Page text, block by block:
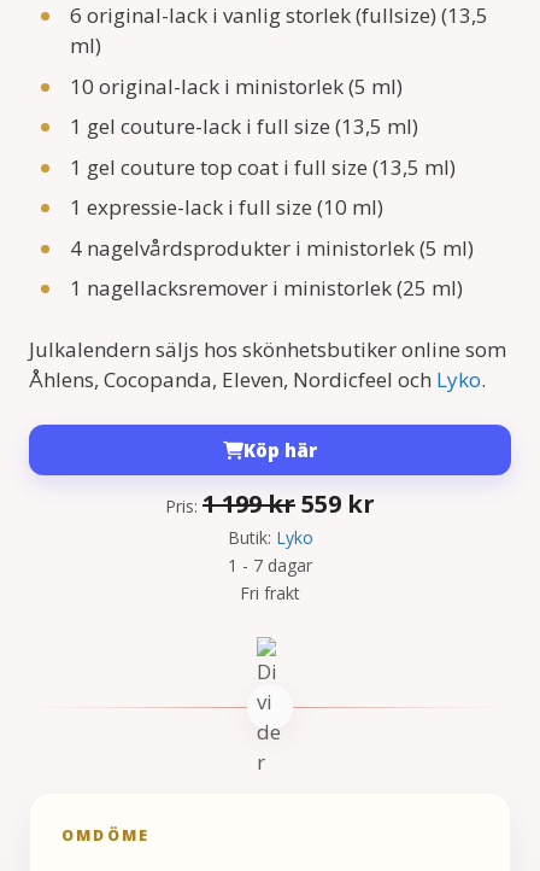
6 original-lack i vanlig storlek (fullsize) (13,5
ml)
10 original-lack i ministorlek (5 ml)
1 gel couture-lack i full size (13,5 ml)
1 gel couture top coat i full size (13,5 ml)
1 expressie-lack i full size (10 ml)
4 nagelvårdsprodukter i ministorlek (5 ml)
1 nagellacksremover i ministorlek (25 ml)
Julkalendern säljs hos skönhetsbutiker online som
Åhlens, Cocopanda, Eleven, Nordicfeel och Lyko.
Köp här
Pris: 1 199krDet
ursprungliga
priset
559 kr
Butik: Lyko
1 - 7 dagar
Fri frakt
OMDÖME